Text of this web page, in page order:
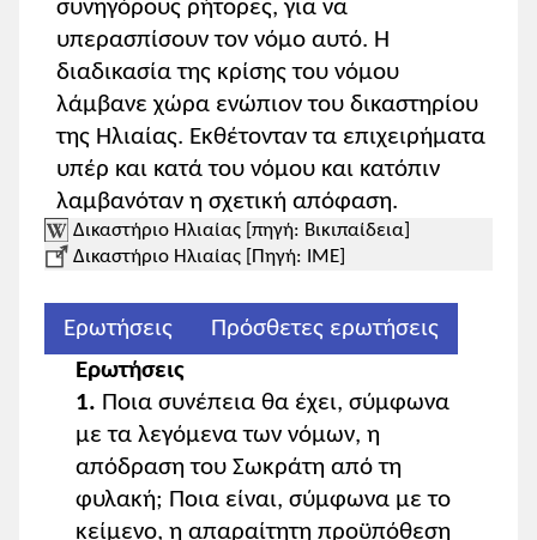
συνηγόρους ρήτορες, για να
υπερασπίσουν τον νόμο αυτό. Η
διαδικασία της κρίσης του νόμου
λάμβανε χώρα ενώπιον του δικαστηρίου
της Ηλιαίας. Εκθέτονταν τα επιχειρήματα
υπέρ και κατά του νόμου και κατόπιν
λαμβανόταν η σχετική απόφαση.
Δικαστήριο Ηλιαίας [πηγή: Βικιπαίδεια]
Δικαστήριο Ηλιαίας [Πηγή: ΙΜΕ]
Ερωτήσεις
Πρόσθετες ερωτήσεις
Ερωτήσεις
1. Ποια συνέπεια θα έχει, σύμφωνα
με τα λεγόμενα των νόμων, η
απόδραση του Σωκράτη από τη
φυλακή; Ποια είναι, σύμφωνα με το
κείμενο, η απαραίτητη προϋπόθεση